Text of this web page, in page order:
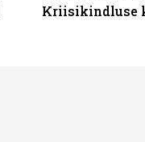
Kriisikindluse